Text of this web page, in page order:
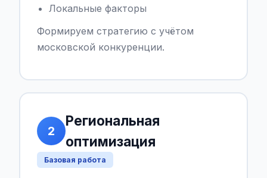
Локальные факторы
Формируем стратегию с учётом
московской конкуренции.
2
Региональная
оптимизация
Базовая работа